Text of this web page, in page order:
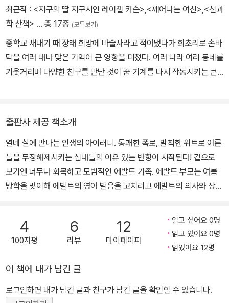
트리아 문화 공로상 등 수많은 상을 받았다.
최근작 : <지구의 딸 지구시인 레이첼 카슨>,<깨어나는 여신>,<신과
학 산책> … 총 17종 (모두보기)
중학교 새내기 때 장래 희망에 마술사라고 적어냈다가 회초리로 손바
닥을 여러 대나 맞은 기억이 큰 영향을 미쳤다. 여러 나라 여러 동네를
기웃거리며 다양한 친구를 만난 것이 꿈 기계를 다시 작동시키는 큰
며, 번역서로는 『아주 작은 차이 그 엄청난 결과』, 『파도』, 『뒤바뀐 교
환학생』, 『복제인간 시리』, 『변신』, 『유기체와의 교감』, 『동물 농장』,
등 다수 있다.
출판사 제공 책소개
열네 살에 만나는 인생의 아이러니. 통괘한 폭로, 발칙한 위트로 어른
들을 무장해제시키는 십대들의 이유 있는 반항이 시작된다! 겉으로
보기엔 너무나 화목하고 모범적인 에발트 가족. 에발트 부모는 여름
방학을 맞이해 에발트의 영어 발음을 고치려고 에발트의 의사와 상관
이는 원래 오기로 한 톰이 아닌 톰의 형 재스퍼. 재스퍼는 알몸으로 온
집안을 걸어 다니고, 씻지도 않고, 케첩과 생선튀김만 먹는 ‘마귀 새
끼’다. 빨간 머리 뚱보 재스퍼가 등장하면서 모범적인 가정과 이웃에
돌릴 틈도 없이 이어지는데……. 국제 안드레센상, 독일 청소년 문학
상 수상 작가 크리스티네 뇌스틀링거의 대표작인 이 책은 독일어권
중학교에서 갈등 해결과 소통을 위한 읽기 교재로 가장 많이 추천되
4
100자평
6
리뷰
12
마이페이퍼
읽고 싶어요 0명
읽고 있어요 0명
읽었어요 12명
이 책에 내가 남긴 글
로그인하면 내가 남긴 글과 친구가 남긴 글을 확인할 수 있습니다.